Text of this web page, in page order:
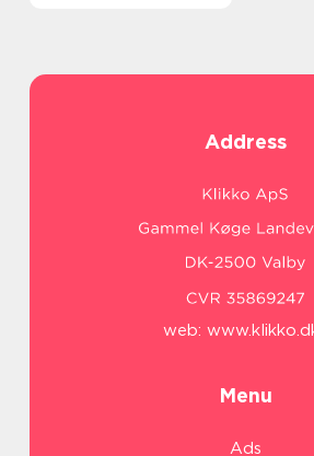
Address
web:
Menu
Ads